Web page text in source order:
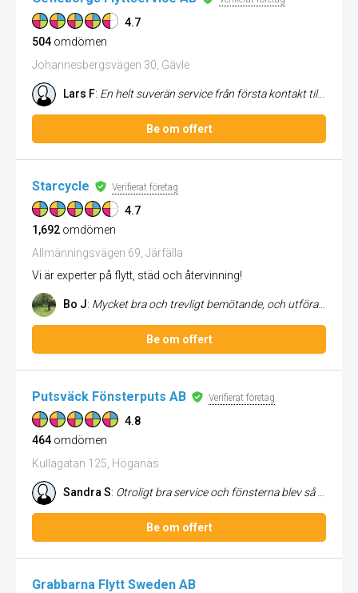
4.7
504 omdömen
Johannesbergsvägen 30, Gävle
Lars F: En helt suverän service från första kontakt till flytt och städ. Bra kontakt innan flytten med offert och tillgång till ...
Be om offert
Starcycle Verifierat företag
4.7
1,692 omdömen
Allmänningsvägen 69, Järfälla
Vi är experter på flytt, städ och återvinning!
Bo J: Mycket bra och trevligt bemötande, och utförande av beställning. Tydlig offert.
Be om offert
Putsväck Fönsterputs AB Verifierat företag
4.8
464 omdömen
Kullagatan 125, Höganäs
Sandra S: Otroligt bra service och fönsterna blev så fina, rekommenderas varmt!
Be om offert
Grabbarna Flytt Sweden AB